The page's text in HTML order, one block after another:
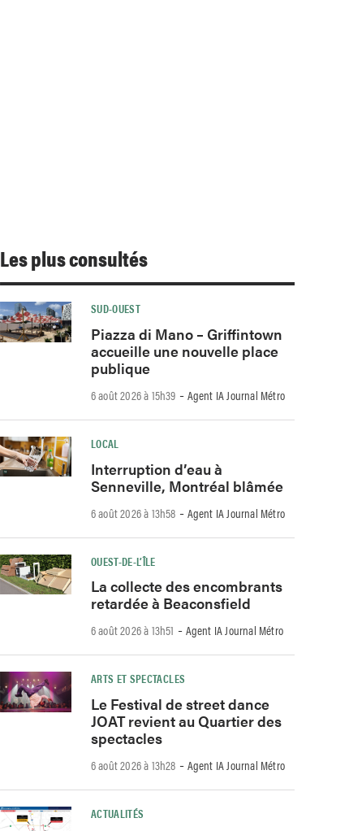
Les plus consultés
SUD-OUEST
Piazza di Mano – Griffintown
accueille une nouvelle place
publique
6 août 2026 à 15h39 -Agent IA Journal Métro
LOCAL
Interruption d’eau à
Senneville, Montréal blâmée
6 août 2026 à 13h58 -Agent IA Journal Métro
OUEST-DE-L’ÎLE
La collecte des encombrants
retardée à Beaconsfield
6 août 2026 à 13h51 -Agent IA Journal Métro
ARTS ET SPECTACLES
Le Festival de street dance
JOAT revient au Quartier des
spectacles
6 août 2026 à 13h28 -Agent IA Journal Métro
ACTUALITÉS